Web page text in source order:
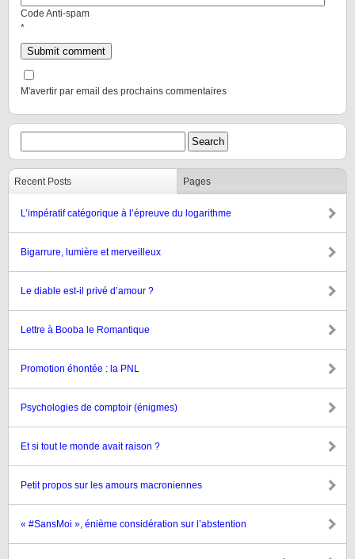
Code Anti-spam
*
M'avertir par email des prochains commentaires
Recent Posts Pages
L’impératif catégorique à l’épreuve du logarithme
Bigarrure, lumière et merveilleux
Le diable est-il privé d’amour ?
Lettre à Booba le Romantique
Promotion éhontée : la PNL
Psychologies de comptoir (énigmes)
Et si tout le monde avait raison ?
Petit propos sur les amours macroniennes
« #SansMoi », énième considération sur l’abstention